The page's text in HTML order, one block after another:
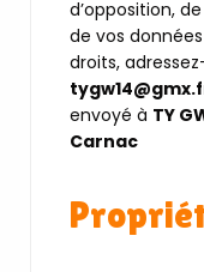
d’opposition,
de vos
droits,
envoyé à TY
Carnac